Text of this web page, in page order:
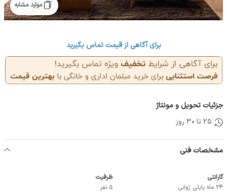
موارد مشابه
برای آگاهی از قیمت تماس بگیرید
جزئیات تحویل و مونتاژ
25 تا 30 روز
مشخصات فنی
گارانتی
24 ماه پاپلی ژوانی
ظرفیت
5 نفر